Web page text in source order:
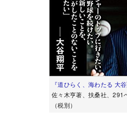
『道ひらく、海わたる 大
佐々木亨著、扶桑社、291
（税別）